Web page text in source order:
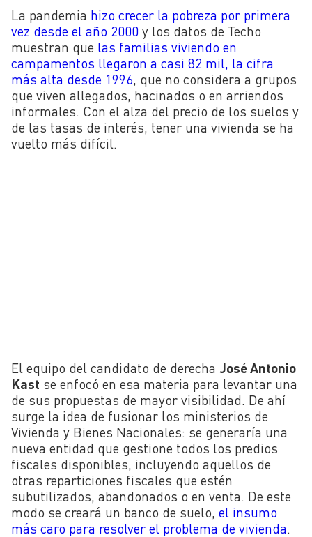
La pandemia hizo crecer la pobreza por primera
vez desde el año 2000 y los datos de Techo
muestran que las familias viviendo en
campamentos llegaron a casi 82 mil, la cifra
más alta desde 1996 , que no considera a grupos
que viven allegados, hacinados o en arriendos
informales. Con el alza del precio de los suelos y
de las tasas de interés, tener una vivienda se ha
vuelto más difícil.
El equipo del candidato de derecha José Antonio
Kast se enfocó en esa materia para levantar una
de sus propuestas de mayor visibilidad. De ahí
surge la idea de fusionar los ministerios de
Vivienda y Bienes Nacionales: se generaría una
nueva entidad que gestione todos los predios
fiscales disponibles, incluyendo aquellos de
otras reparticiones fiscales que estén
subutilizados, abandonados o en venta. De este
modo se creará un banco de suelo, el insumo
más caro para resolver el problema de vivienda.